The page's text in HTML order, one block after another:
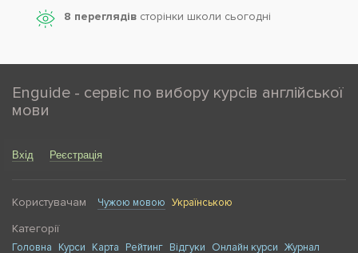
8 переглядів сторінки школи cьогодні
Enguide - сервіс по вибору курсів англійської
мови
Вхід Реєстрація
Користувачам Чужою мовою Українською
Категорії
Головна Курси Карта Рейтинг Відгуки Онлайн курси Журнал